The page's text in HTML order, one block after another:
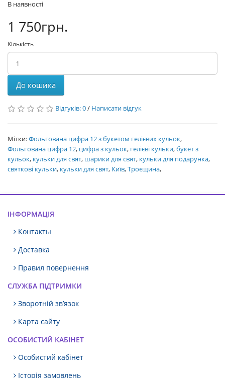
В наявності
1 750грн.
Кількість
До кошика
Відгуків: 0/ Написати відгук
Мітки:Фольгована цифра 12 з букетом гелієвих кульок,
Фольгована цифра 12, цифра з кульок, гелієві кульки,букет з
кульок, кульки для свят, шарики для свят, кульки для подарунка,
святкові кульки, кульки для свят, Київ,Троєщина,
ІНФОРМАЦІЯ
Контакты
Доставка
Правил повернення
СЛУЖБА ПІДТРИМКИ
Зворотній зв’язок
Карта сайту
ОСОБИСТИЙ КАБІНЕТ
Особистий кабінет
Історія замовлень